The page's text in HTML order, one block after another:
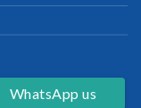
WhatsApp us